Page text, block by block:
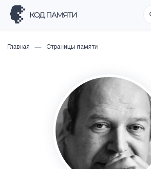
Главная Страницы памяти